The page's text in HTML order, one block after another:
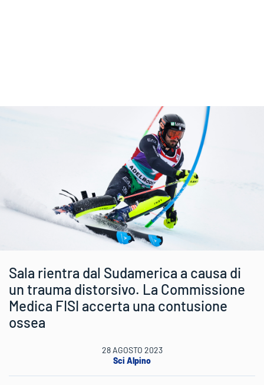
Sala rientra dal Sudamerica a causa di
un trauma distorsivo. La Commissione
Medica FISI accerta una contusione
ossea
28 AGOSTO 2023
Sci Alpino